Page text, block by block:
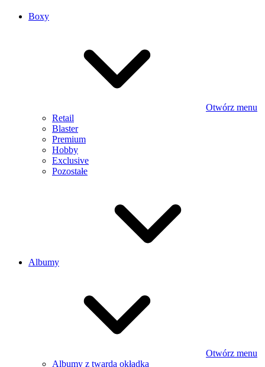
Boxy
Otwórz menu
Retail
Blaster
Premium
Hobby
Exclusive
Pozostałe
Albumy
Otwórz menu
Albumy z twardą okładką